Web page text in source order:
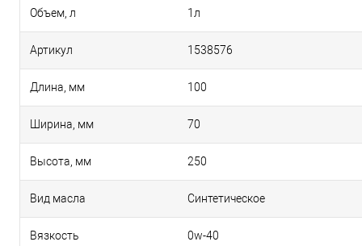
Объем, л 1л
Артикул 1538576
Длина, мм 100
Ширина, мм 70
Высота, мм 250
Вид масла Синтетическое
Вязкость 0w-40